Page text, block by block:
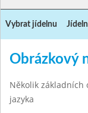
Vybrat jídelnu
Obrázkový
Několik
jazyka